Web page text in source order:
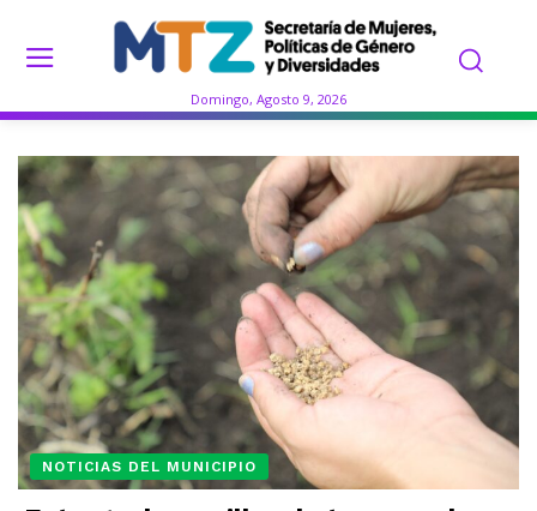
Domingo, Agosto 9, 2026
NOTICIAS DEL MUNICIPIO